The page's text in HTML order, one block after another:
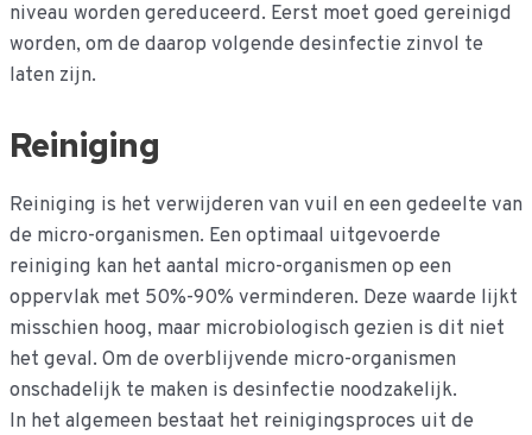
niveau worden gereduceerd. Eerst moet goed gereinigd
worden, om de daarop volgende desinfectie zinvol te
laten zijn.
Reiniging
Reiniging is het verwijderen van vuil en een gedeelte van
de micro-organismen. Een optimaal uitgevoerde
reiniging kan het aantal micro-organismen op een
oppervlak met 50%-90% verminderen. Deze waarde lijkt
misschien hoog, maar microbiologisch gezien is dit niet
het geval. Om de overblijvende micro-organismen
onschadelijk te maken is desinfectie noodzakelijk.
In het algemeen bestaat het reinigingsproces uit de